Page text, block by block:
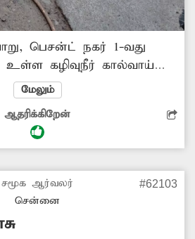
பெசன்ட் நகர் 1-வது
உள்ள கழிவுநீர் கால்வாய்
மூடிசேதமடைந்து
மூடி இல்லாததால்
வைத்து மூடி வைக்கும்
அந்த பகுதியை
மக்கள் மிகவும் சிரமம்
நோய் ஏற்படும்
மாநகராட்சி அதிகாரிகள்
எடுத்து கால்வாயின்
மேலும்
ஆதரிக்கிறேன்
சமூக ஆர்வலர்
சென்னை
#62103